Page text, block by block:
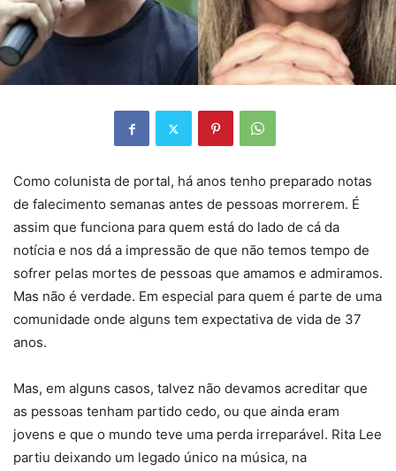
Como colunista de portal, há anos tenho preparado notas
de falecimento semanas antes de pessoas morrerem. É
assim que funciona para quem está do lado de cá da
notícia e nos dá a impressão de que não temos tempo de
sofrer pelas mortes de pessoas que amamos e admiramos.
Mas não é verdade. Em especial para quem é parte de uma
comunidade onde alguns tem expectativa de vida de 37
anos.
Mas, em alguns casos, talvez não devamos acreditar que
as pessoas tenham partido cedo, ou que ainda eram
jovens e que o mundo teve uma perda irreparável. Rita Lee
partiu deixando um legado único na música, na